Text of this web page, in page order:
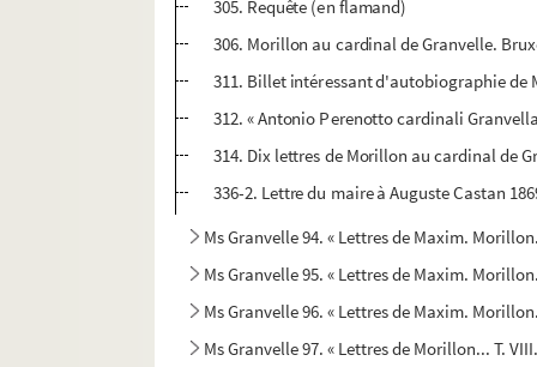
305. Requête (en flamand)
306. Morillon au cardinal de Granvelle.
311. Billet intéressant d'autobiographie de
312. « Antonio Perenotto cardinali
314. Dix lettres de Morillon au cardinal de
336-2. Lettre du maire à Auguste Castan
Ms Granvelle 94. « Lettres de Maxim.
Ms Granvelle 95. « Lettres de Maxim.
Ms Granvelle 96. « Lettres de Maxim.
Ms Granvelle 97. « Lettres de Morillon... T.